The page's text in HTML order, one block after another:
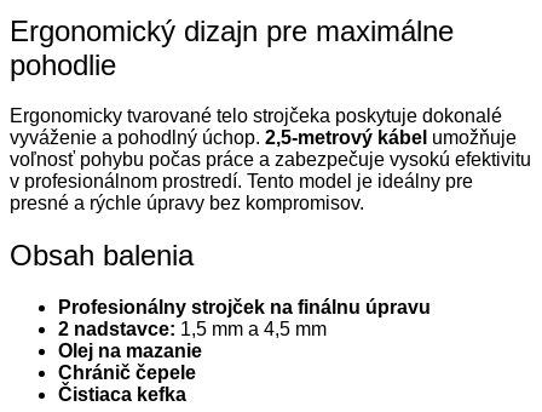
Ergonomický dizajn pre maximálne
pohodlie
Ergonomicky tvarované telo strojčeka poskytuje dokonalé
vyváženie a pohodlný úchop. 2,5-metrový kábel umožňuje
voľnosť pohybu počas práce a zabezpečuje vysokú efektivitu
v profesionálnom prostredí. Tento model je ideálny pre
presné a rýchle úpravy bez kompromisov.
Obsah balenia
Profesionálny strojček na finálnu úpravu
2 nadstavce: 1,5 mm a 4,5 mm
Olej na mazanie
Chránič čepele
Čistiaca kefka